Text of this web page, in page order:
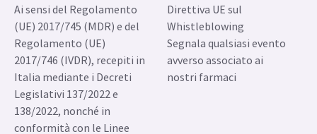
Ai sensi del Regolamento
(UE) 2017/745 (MDR) e del
Regolamento (UE)
2017/746 (IVDR), recepiti in
Italia mediante i Decreti
Legislativi 137/2022 e
138/2022, nonché in
conformità con le Linee
Direttiva UE sul
Whistleblowing
Segnala qualsiasi evento
avverso associato ai
nostri farmaci